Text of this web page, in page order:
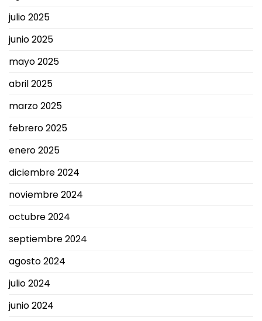
julio 2025
junio 2025
mayo 2025
abril 2025
marzo 2025
febrero 2025
enero 2025
diciembre 2024
noviembre 2024
octubre 2024
septiembre 2024
agosto 2024
julio 2024
junio 2024